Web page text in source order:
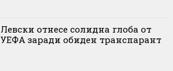
Левски отнесе солидна глоба от
УЕФА заради обиден транспарант